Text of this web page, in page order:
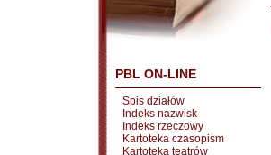
PBL ON-LINE
Spis działów
Indeks nazwisk
Indeks rzeczowy
Kartoteka czasopism
Kartoteka teatrów